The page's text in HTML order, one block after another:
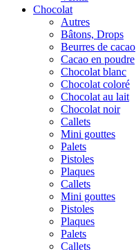
Chocolat
Autres
Bâtons, Drops
Beurres de cacao
Cacao en poudre
Chocolat blanc
Chocolat coloré
Chocolat au lait
Chocolat noir
Callets
Mini gouttes
Palets
Pistoles
Plaques
Callets
Mini gouttes
Pistoles
Plaques
Palets
Callets